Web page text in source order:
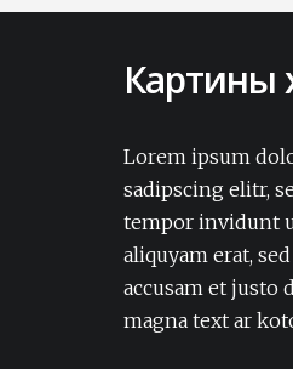
Картины
Lorem ipsum
sadipscing elitr,
tempor invidunt
aliquyam erat,
accusam et justo
magna text ar
Lorem ipsum
dignissimos ea
expedita iure
non numquam
soluta tempore
amet,
autem delectus